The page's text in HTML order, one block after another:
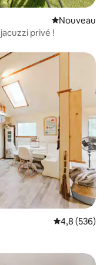
Nouvel
Nouveau
privé !
Évaluation
4,8 (536)